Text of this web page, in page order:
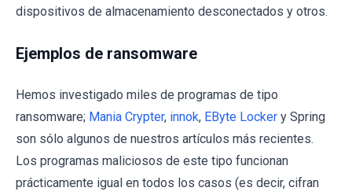
dispositivos de almacenamiento desconectados y otros.
Ejemplos de ransomware
Hemos investigado miles de programas de tipo
ransomware; Mania Crypter, innok, EByte Locker y Spring
son sólo algunos de nuestros artículos más recientes.
Los programas maliciosos de este tipo funcionan
prácticamente igual en todos los casos (es decir, cifran